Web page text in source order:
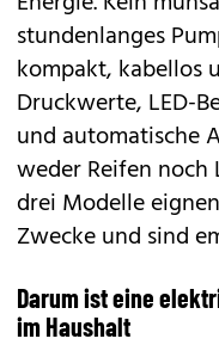
stundenlanges
kompakt, kabellos
Druckwerte, LED-
und automatische
weder Reifen
drei Modelle
Zwecke und sind
Darum ist eine
im Haushalt